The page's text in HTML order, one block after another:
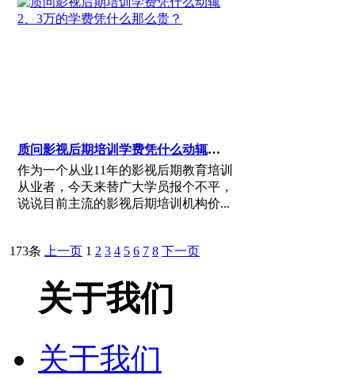
质问影视后期培训学费凭什么动辄2、3万的学费凭什么那么贵？
作为一个从业11年的影视后期教育培训
从业者，今天来替广大学员报个不平，
说说目前主流的影视后期培训机构价...
173条 上一页 1 2 3 4 5 6 7 8 下一页
关于我们
关于我们